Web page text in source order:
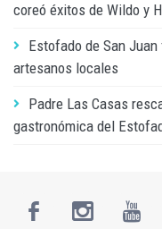
coreó éxitos de Wildo y
Estofado de San
artesanos locales
Padre Las Casas
gastronómica del